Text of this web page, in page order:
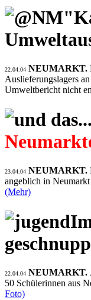
22.04.04 NEUMARKT.
Auslieferungslagers
Umweltbericht nicht
23.04.04 NEUMARKT.
angeblich in
(Mehr)
22.04.04 NEUMARKT.
50 Schülerinnen aus
Foto)